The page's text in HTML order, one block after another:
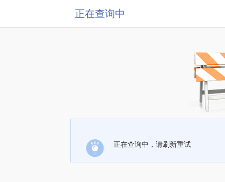
正在查询中
正在查询中，请刷新重试